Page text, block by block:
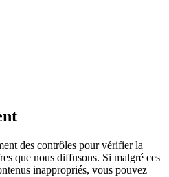
des contrôles pour vérifier la
que nous diffusons. Si malgré ces
inappropriés, vous pouvez